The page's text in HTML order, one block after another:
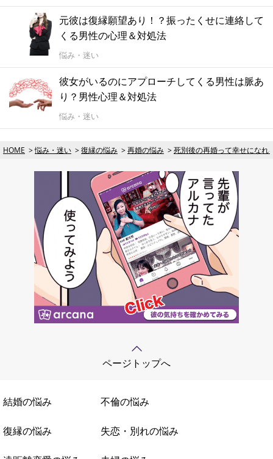
元彼は復縁願望あり！？振ったくせに連絡して
くる男性の心理＆対処法
悩み・迷い
彼女がいるのにアプローチしてくる男性は脈あ
り？男性心理＆対処法
悩み・迷い
HOME 悩み・迷い 復縁の悩み 再婚の悩み 死別後の再婚って幸せになれ
ページトップへ
結婚の悩み 不倫の悩み
復縁の悩み 失恋・別れの悩み